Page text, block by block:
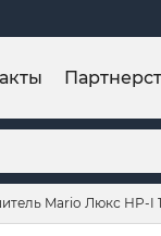
Mario Люкс НР-I